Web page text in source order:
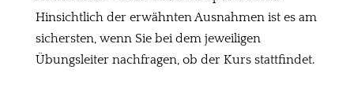
Hinsichtlich der erwähnten Ausnahmen ist es am
sichersten, wenn Sie bei dem jeweiligen
Übungsleiter nachfragen, ob der Kurs stattfindet.